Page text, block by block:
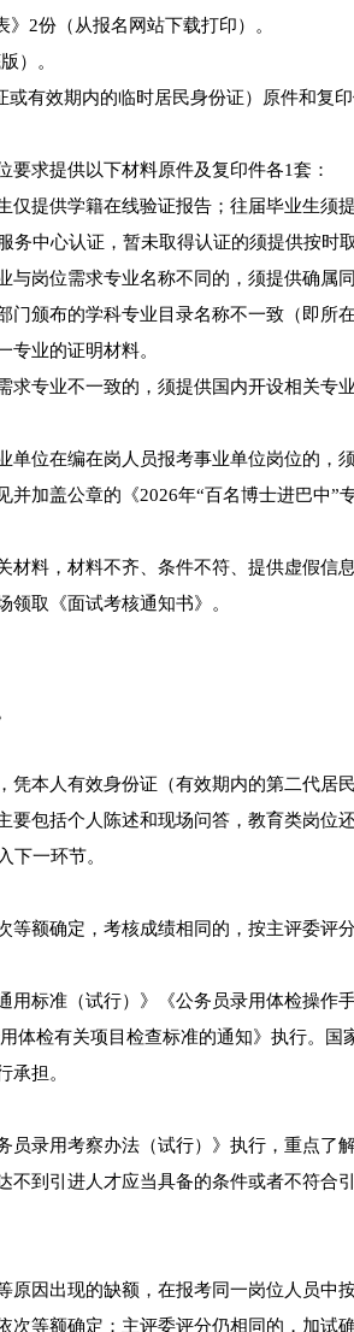
2份（从报名网站下载打印）。
）。
有效期内的临时居民身份证）原件和复印
求提供以下材料原件及复印件各1套：
提供学籍在线验证报告；往届毕业生须
中心认证，暂未取得认证的须提供按时
岗位需求专业名称不同的，须提供确属同
颁布的学科专业目录名称不一致（即所
专业的证明材料。
专业不一致的，须提供国内开设相关专
位在编在岗人员报考事业单位岗位的，
加盖公章的《2026年“百名博士进巴中”
材料，材料不齐、条件不符、提供虚假信
取《面试考核通知书》。
凭本人有效身份证（有效期内的第二代居
要包括个人陈述和现场问答，教育类岗位
下一环节。
等额确定，考核成绩相同的，按主评委评
用标准（试行）》《公务员录用体检操作
体检有关项目检查标准的通知》执行。国
承担。
员录用考察办法（试行）》执行，重点了
到引进人才应当具备的条件或者不符合
原因出现的缺额，在报考同一岗位人员中
次等额确定；主评委评分仍相同的，加试